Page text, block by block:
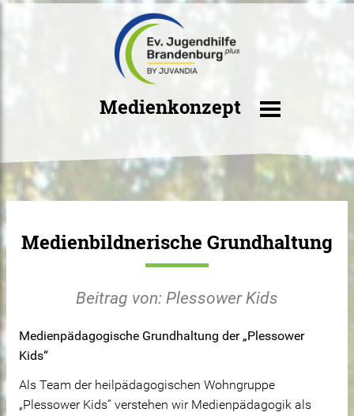
Medienkonzept
Medienbildnerische Grundhaltung
Beitrag von: Plessower Kids
Medienpädagogische Grundhaltung der „Plessower
Kids“
Als Team der heilpädagogischen Wohngruppe
„Plessower Kids“ verstehen wir Medienpädagogik als